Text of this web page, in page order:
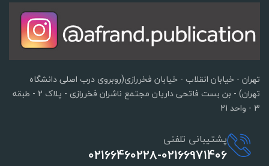
تهران - خیابان انقلاب - خیابان فخررازی(روبروی درب اصلی دانشگاه
تهران) - بن بست فاتحی داریان مجتمع ناشران فخررازی - پلاک 2 - طبقه
3 - واحد 21
پشتیبانی تلفنی
02166460228-02166971406